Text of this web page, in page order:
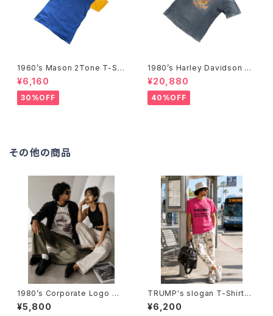
1960’s Mason 2Tone T-Shi
rts -1960年代 メイソン 2トー
ンTシャツ-
¥6,160
30%OFF
1980’s Harley Davidson T-
Shirts -1980年代 ハーレー・
ダビッドソン Tシャツ-
¥20,880
40%OFF
その他の商品
1980’s Corporate Logo Mu
lti Print T-Shirt -1980年代
企業ロゴ系 マルチプリントTシ
¥5,800
TRUMP's slogan T-Shirts -
ドナルド・トランプ スローガンモ
チーフTシャツ-
¥6,200